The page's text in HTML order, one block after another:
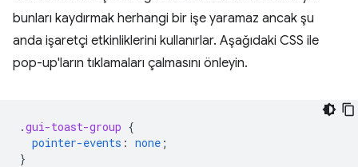
bunları kaydırmak herhangi bir işe yaramaz ancak şu
anda işaretçi etkinliklerini kullanırlar. Aşağıdaki CSS ile
pop-up'ların tıklamaları çalmasını önleyin.
.gui-toast-group {
pointer-events : none ;
}